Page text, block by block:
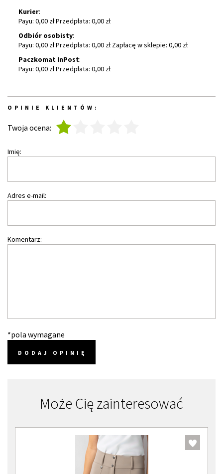
Kurier:
Payu: 0,00 zł Przedpłata: 0,00 zł
Odbiór osobisty:
Payu: 0,00 zł Przedpłata: 0,00 zł Zapłacę w sklepie: 0,00 zł
Paczkomat InPost:
Payu: 0,00 zł Przedpłata: 0,00 zł
OPINIE KLIENTÓW:
Twoja ocena:
Imię:
Adres e-mail:
Komentarz:
*pola wymagane
DODAJ OPINIĘ
Może Cię zainteresować